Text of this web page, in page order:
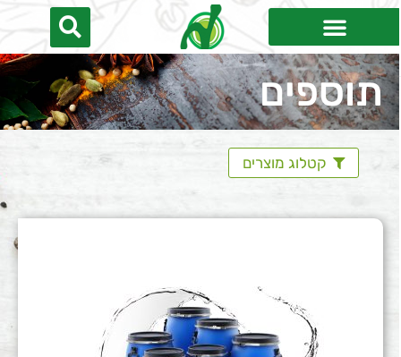
תוספים
קטלוג מוצרים